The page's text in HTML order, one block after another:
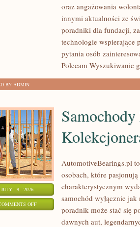
POMAGAĆ?oraz angażowania
innymi aktualności ze
poradniki dla fundacji,
technologie wspierające
pytania osób
Polecam Wyszukiwanie
BY ADMIN
JULY - 9 - 2026
OFFON
SAMOCHODY
AutomotiveBearings.pl
osobach, które
charakterystycznym
samochód wyłącznie
poradnik może stać się
dawnych aut,